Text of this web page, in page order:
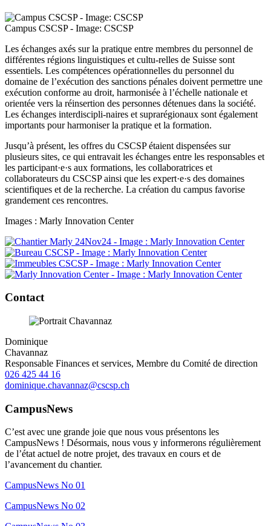
Campus CSCSP - Image: CSCSP
Les échanges axés sur la pratique entre membres du personnel de
différentes régions linguistiques et cultu-relles de Suisse sont
essentiels. Les compétences opérationnelles du personnel du
domaine de l’exécution des sanctions pénales doivent permettre une
exécution conforme au droit, harmonisée à l’échelle nationale et
orientée vers la réinsertion des personnes détenues dans la société.
Les échanges interdiscipli-naires et suprarégionaux sont également
importants pour harmoniser la pratique et la formation.
Jusqu’à présent, les offres du CSCSP étaient dispensées sur
plusieurs sites, ce qui entravait les échanges entre les responsables et
les participant·e·s aux formations, les collaboratrices et
collaborateurs du CSCSP ainsi que les expert·e·s des domaines
scientifiques et de la recherche. La création du campus favorise
grandement ces rencontres.
Images : Marly Innovation Center
Contact
Dominique
Chavannaz
Responsable Finances et services, Membre du Comité de direction
026 425 44 16
dominique.chavannaz@cscsp.ch
CampusNews
C’est avec une grande joie que nous vous présentons les
CampusNews ! Désormais, nous vous y informerons régulièrement
de l’état actuel de notre projet, des travaux en cours et de
l’avancement du chantier.
CampusNews No 01
CampusNews No 02